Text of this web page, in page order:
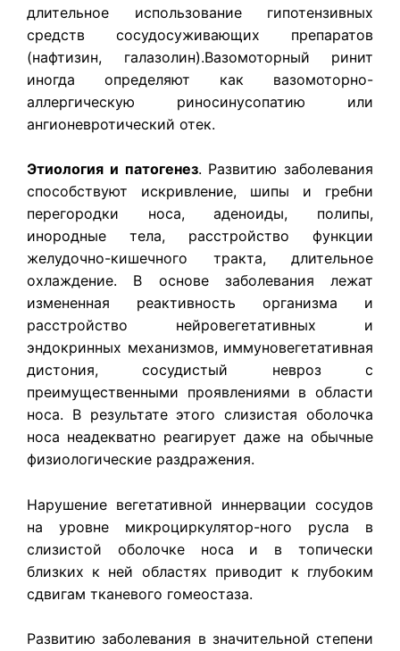
длительное использование гипотензивных
средств сосудосуживающих препаратов
(нафтизин, галазолин).Вазомоторный ринит
иногда определяют как вазомоторно-
аллергическую риносинусопатию или
ангионевротический отек.
Этиология и патогенез. Развитию заболевания
способствуют искривление, шипы и гребни
перегородки носа, аденоиды, полипы,
инородные тела, расстройство функции
желудочно-кишечного тракта, длительное
охлаждение. В основе заболевания лежат
измененная реактивность организма и
расстройство нейровегетативных и
эндокринных механизмов, иммуновегетативная
дистония, сосудистый невроз с
преимущественными проявлениями в области
носа. В результате этого слизистая оболочка
носа неадекватно реагирует даже на обычные
физиологические раздражения.
Нарушение вегетативной иннервации сосудов
на уровне микроциркулятор-ного русла в
слизистой оболочке носа и в топически
близких к ней областях приводит к глубоким
сдвигам тканевого гомеостаза.
Развитию заболевания в значительной степени